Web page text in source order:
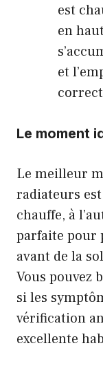
est
en
et
Le moment
Le meilleur
radiateurs
chauffe, à
parfaite pour
avant de la
Vous pouvez
si les
vérification
excellente